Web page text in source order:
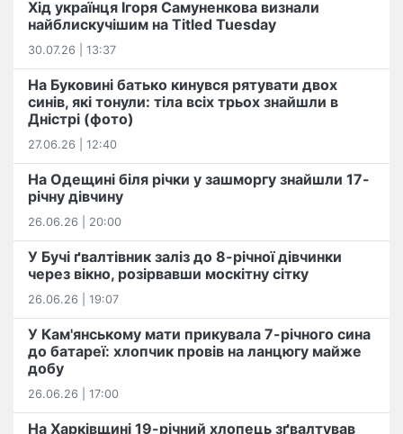
Хід українця Ігоря Самуненкова визнали
найблискучішим на Titled Tuesday
30.07.26 | 13:37
На Буковині батько кинувся рятувати двох
синів, які тонули: тіла всіх трьох знайшли в
Дністрі (фото)
27.06.26 | 12:40
На Одещині біля річки у зашморгу знайшли 17-
річну дівчину
26.06.26 | 20:00
У Бучі ґвалтівник заліз до 8-річної дівчинки
через вікно, розірвавши москітну сітку
26.06.26 | 19:07
У Кам'янському мати прикувала 7-річного сина
до батареї: хлопчик провів на ланцюгу майже
добу
26.06.26 | 17:00
На Харківщині 19-річний хлопець​ ️зґвалтував